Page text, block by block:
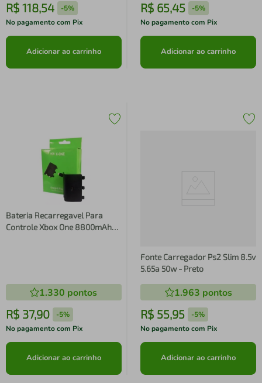
R$ 118,54 -5%
No pagamento com Pix
Adicionar ao carrinho
R$ 65,45 -5%
No pagamento com Pix
Adicionar ao carrinho
Bateria Recarregavel Para
Controle Xbox One 8800mAh
1.330 pontos
R$ 37,90 -5%
No pagamento com Pix
Adicionar ao carrinho
Fonte Carregador Ps2 Slim 8.5v
5.65a 50w - Preto
1.963 pontos
R$ 55,95 -5%
No pagamento com Pix
Adicionar ao carrinho